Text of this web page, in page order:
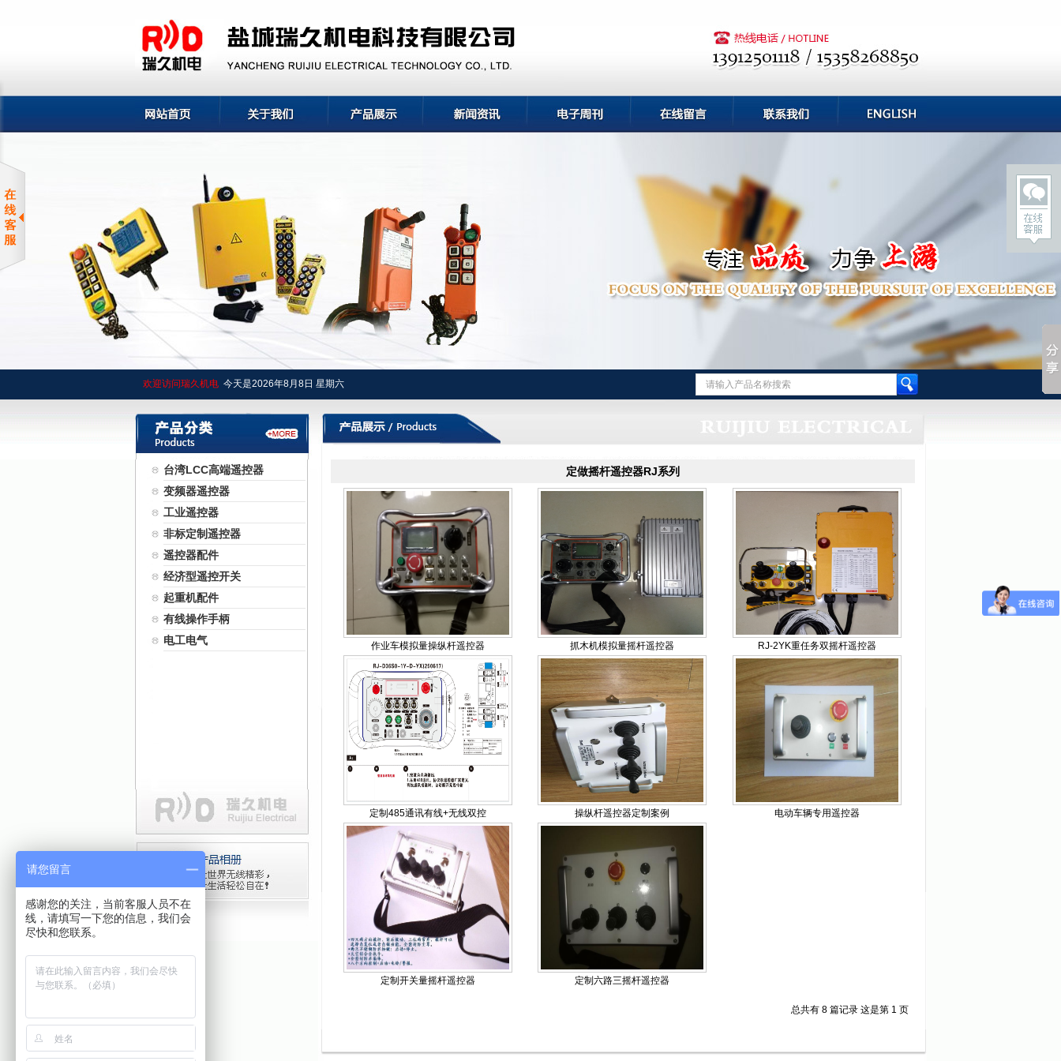
欢迎访问瑞久机电 今天是2026年8月 8日 星期六
台湾LCC高端遥控器
变频器遥控器
工业遥控器
非标定制遥控器
遥控器配件
经济型遥控开关
起重机配件
有线操作手柄
电工电气
定做摇杆遥控器RJ系列
作业车模拟量操纵杆遥控器 抓木机模拟量摇杆遥控器 RJ-2YK重任务双摇杆遥控器
定制485通讯有线+无线双控 操纵杆遥控器定制案例 电动车辆专用遥控器
定制开关量摇杆遥控器 定制六路三摇杆遥控器
总共有 8 篇记录 这是第 1 页
请您留言
感谢您的关注，当前客服人员不在
线，请填写一下您的信息，我们会
尽快和您联系。